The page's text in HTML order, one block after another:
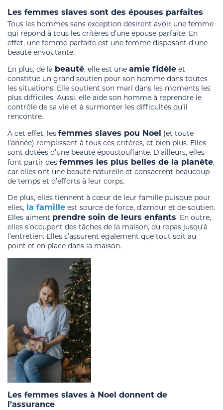
Les femmes slaves sont des épouses parfaites
Tous les hommes sans exception désirent avoir une femme
qui répond à tous les critères d’une épouse parfaite. En
effet, une femme parfaite est une femme disposant d’une
beauté envoutante.
En plus, de la beauté, elle est une amie fidèle et
constitue un grand soutien pour son homme dans toutes
les situations. Elle soutient son mari dans les moments les
plus difficiles. Aussi, elle aide son homme à reprendre le
contrôle de sa vie et à surmonter les difficultés qu’il
rencontre.
À cet effet, les femmes slaves pou Noel (et toute
l’année) remplissent à tous ces critères, et bien plus. Elles
sont dotées d’une beauté époustouflante. D’ailleurs, elles
font partir des femmes les plus belles de la planète,
car elles ont une beauté naturelle et consacrent beaucoup
de temps et d’efforts à leur corps.
De plus, elles tiennent à cœur de leur famille puisque pour
elles, la famille est source de force, d’amour et de soutien.
Elles aiment prendre soin de leurs enfants. En outre,
elles s’occupent des tâches de la maison, du repas jusqu’à
l’entretien. Elles s’assurent également que tout soit au
point et en place dans la maison.
Les femmes slaves à Noel donnent de
l’assurance